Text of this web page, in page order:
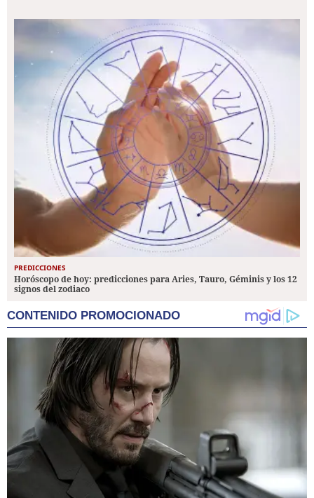
PREDICCIONES
Horóscopo de hoy: predicciones para Aries, Tauro, Géminis y los 12
signos del zodiaco
CONTENIDO PROMOCIONADO